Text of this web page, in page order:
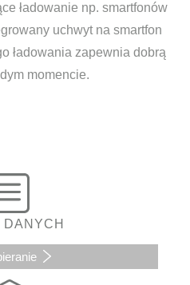
ładowanie np. smartfonów
uchwyt na smartfon
ładowania zapewnia dobrą
momencie.
DANYCH